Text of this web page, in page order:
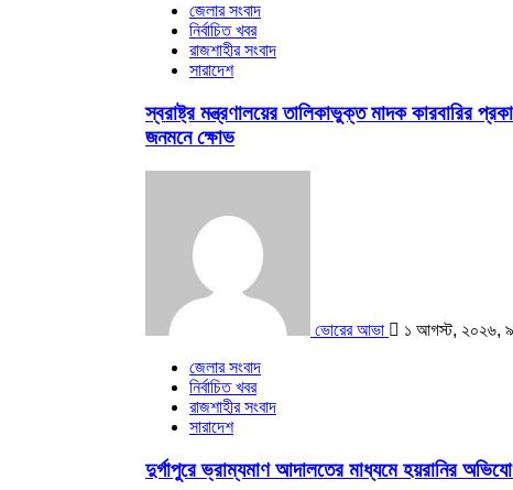
জেলার সংবাদ
নির্বাচিত খবর
রাজশাহীর সংবাদ
সারাদেশ
স্বরাষ্ট্র মন্ত্রণালয়ের তালিকাভুক্ত মাদক কারবারির
জনমনে ক্ষোভ
ভোরের আভা
১ আগস্ট, ২০২৬,
জেলার সংবাদ
নির্বাচিত খবর
রাজশাহীর সংবাদ
সারাদেশ
দুর্গাপুরে ভ্রাম্যমাণ আদালতের মাধ্যমে হয়রানির